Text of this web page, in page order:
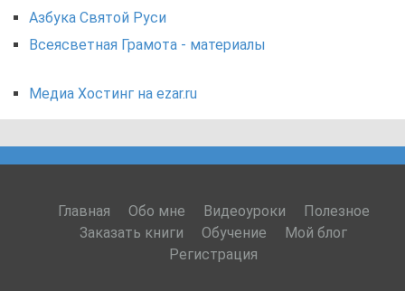
Азбука Святой Руси
Всеясветная Грамота - материалы
Медиа Хостинг на ezar.ru
Главная Обо мне Видеоуроки
Полезное
Заказать книги
Обучение
Мой блог
Регистрация